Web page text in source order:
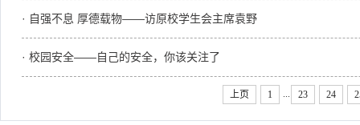
· 自强不息 厚德载物——访原校学生会主席袁野
· 校园安全——自己的安全，你该关注了
上页 1 23 24